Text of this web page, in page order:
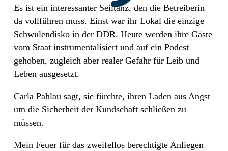
Es ist ein interessanter Seiltanz, den die Betreiberin
da vollführen muss. Einst war ihr Lokal die einzige
Schwulendisko in der DDR. Heute werden ihre Gäste
vom Staat instrumentalisiert und auf ein Podest
gehoben, zugleich aber realer Gefahr für Leib und
Leben ausgesetzt.
Carla Pahlau sagt, sie fürchte, ihren Laden aus Angst
um die Sicherheit der Kundschaft schließen zu
müssen.
Mein Feuer für das zweifellos berechtigte Anliegen